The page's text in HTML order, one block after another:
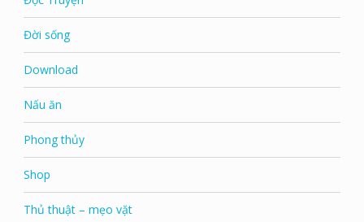
Đời sống
Download
Nấu ăn
Phong thủy
Shop
Thủ thuật – mẹo vặt